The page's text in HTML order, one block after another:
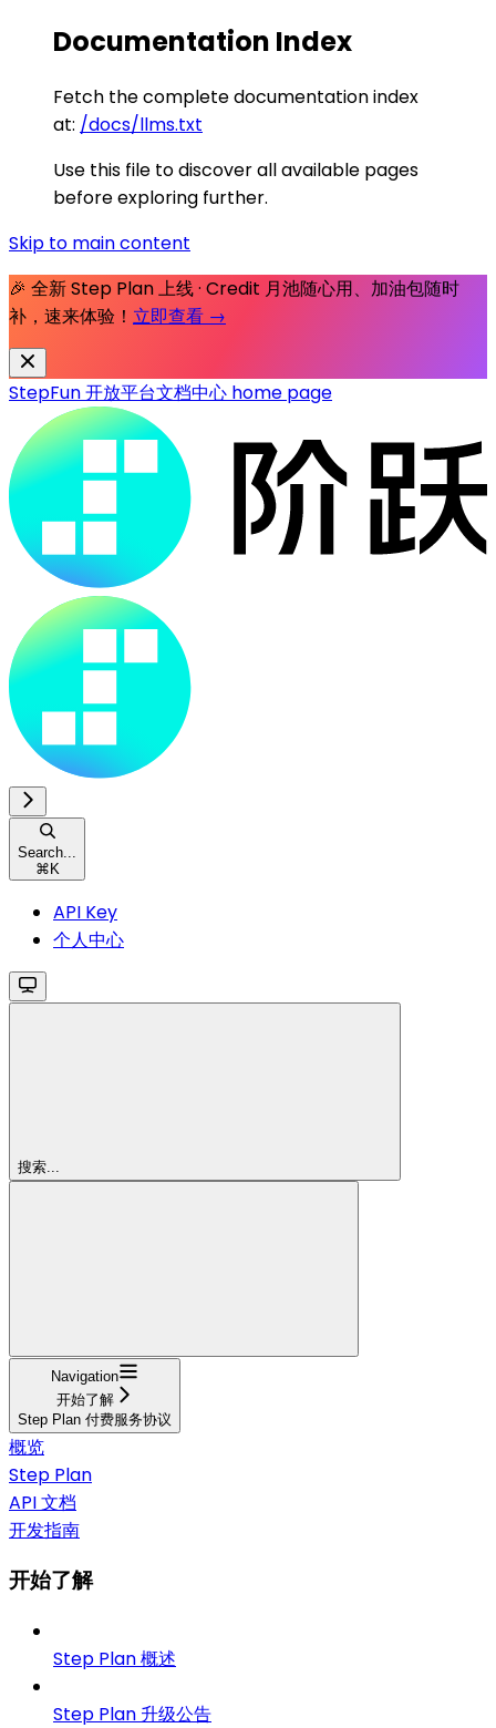
Documentation Index
Fetch the complete documentation index
at: /docs/llms.txt
Use this file to discover all available pages
before exploring further.
Skip to main content
🎉 全新 Step Plan 上线 · Credit 月池随心用、加油包随时
补，速来体验！ 立即查看 →
StepFun 开放平台文档中心 home page
Search...
⌘K
API Key
个人中心
搜索...
Navigation
开始了解
Step Plan 付费服务协议
概览
Step Plan
API 文档
开发指南
开始了解
Step Plan 概述
Step Plan 升级公告